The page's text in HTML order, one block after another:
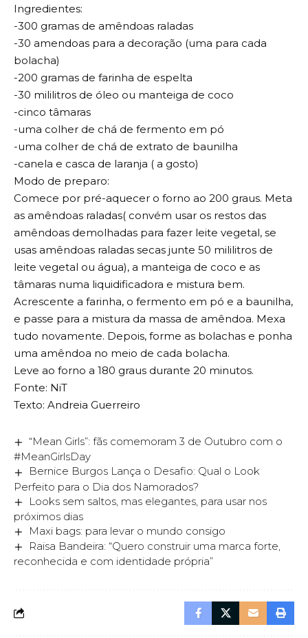
Ingredientes:
-300 gramas de amêndoas raladas
-30 amendoas para a decoração (uma para cada
bolacha)
-200 gramas de farinha de espelta
-30 mililitros de óleo ou manteiga de coco
-cinco tâmaras
-uma colher de chá de fermento em pó
-uma colher de chá de extrato de baunilha
-canela e casca de laranja ( a gosto)
Modo de preparo:
Comece por pré-aquecer o forno ao 200 graus. Meta
as amêndoas raladas( convém usar os restos das
amêndoas demolhadas para fazer leite vegetal, se
usas amêndoas raladas secas junte 50 mililitros de
leite vegetal ou água), a manteiga de coco e as
tâmaras numa liquidificadora e mistura bem.
Acrescente a farinha, o fermento em pó e a baunilha,
e passe para a mistura da massa de amêndoa. Mexa
tudo novamente. Depois, forme as bolachas e ponha
uma amêndoa no meio de cada bolacha.
Leve ao forno a 180 graus durante 20 minutos.
Fonte: NiT
Texto: Andreia Guerreiro
“Mean Girls”: fãs comemoram 3 de Outubro com o
#MeanGirlsDay
Bernice Burgos Lança o Desafio: Qual o Look
Perfeito para o Dia dos Namorados?
Looks sem saltos, mas elegantes, para usar nos
próximos dias
Maxi bags: para levar o mundo consigo
Raisa Bandeira: “Quero construir uma marca forte,
reconhecida e com identidade própria”